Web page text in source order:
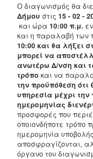
ΤΟΠΟΣ
ΠΟΛΙΤΙΣΜΟΣ
ΑΝΘΕΚΤΙΚΗ
ΠΟΛΗ
Ο διαγωνισμός θα
Δήμου στις 15 - 02 -
και ώρα 10:00 π.μ.
και η παραλαβή των
10:00 και θα λήξει
μπορεί να
ανωτέρω Δ/νση και
τρόπο και να
την προϋπόθεση ότι
υπηρεσία μέχρι
ημερομηνίας
προσφορές που
οποιονδήποτε τρόπο
ημερομηνία
αποσφραγίζονται,
όργανο του